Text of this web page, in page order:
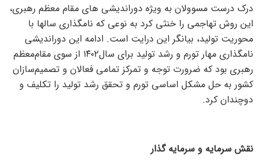
درک درست مسوولان به ویژه دوراندیشی های مقام معظم رهبری،
این روش تهاجمی را خنثی کرد به نوعی که نامگذاری سالها با
محوریت تولید، بیانگر این درایت است. ادامه این دوراندیشی
نامگذاری مهار تورم و رشد تولید برای سال‌۱۴۰۲ از سوی مقام‌معظم
رهبری بود که ضرورت توجه و تمرکز تمامی فعالان و تصمیم‌سازان
کشور به حل مشکل اساسی تورم و تحقق رشد تولید را تکلیف و
دوچندان کرد.
نقش سرمایه و سرمایه گذار